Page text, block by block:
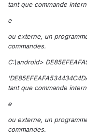
tant que commande intern
e
ou externe, un
commandes.
C:\android>
tant que commande intern
e
ou externe, un
commandes.